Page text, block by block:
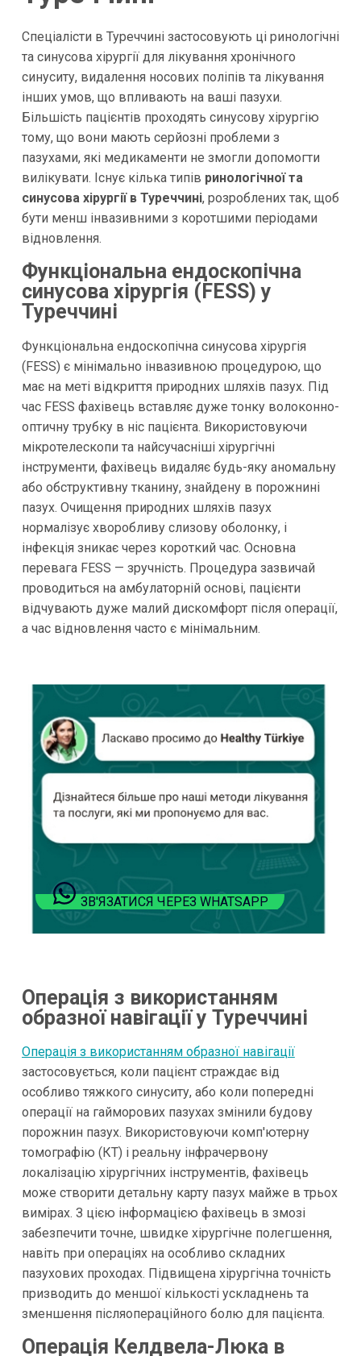
Спеціалісти в Туреччині застосовують ці ринологічні
та синусова хірургії для лікування хронічного
синуситу, видалення носових поліпів та лікування
інших умов, що впливають на ваші пазухи.
Більшість пацієнтів проходять синусову хірургію
тому, що вони мають серйозні проблеми з
пазухами, які медикаменти не змогли допомогти
вилікувати. Існує кілька типів ринологічної та
синусова хірургії в Туреччині, розроблених так, щоб
бути менш інвазивними з коротшими періодами
відновлення.
Функціональна ендоскопічна
синусова хірургія (FESS) у
Туреччині
Функціональна ендоскопічна синусова хірургія
(FESS) є мінімально інвазивною процедурою, що
має на меті відкриття природних шляхів пазух. Під
час FESS фахівець вставляє дуже тонку волоконно-
оптичну трубку в ніс пацієнта. Використовуючи
мікротелескопи та найсучасніші хірургічні
інструменти, фахівець видаляє будь-яку аномальну
або обструктивну тканину, знайдену в порожнині
пазух. Очищення природних шляхів пазух
нормалізує хворобливу слизову оболонку, і
інфекція зникає через короткий час. Основна
перевага FESS — зручність. Процедура зазвичай
проводиться на амбулаторній основі, пацієнти
відчувають дуже малий дискомфорт після операції,
а час відновлення часто є мінімальним.
ЗВ'ЯЗАТИСЯ ЧЕРЕЗ WHATSAPP
Операція з використанням
образної навігації у Туреччині
Операція з використанням образної навігації
застосовується, коли пацієнт страждає від
особливо тяжкого синуситу, або коли попередні
операції на гайморових пазухах змінили будову
порожнин пазух. Використовуючи комп'ютерну
томографію (КТ) і реальну інфрачервону
локалізацію хірургічних інструментів, фахівець
може створити детальну карту пазух майже в трьох
вимірах. З цією інформацією фахівець в змозі
забезпечити точне, швидке хірургічне полегшення,
навіть при операціях на особливо складних
пазухових проходах. Підвищена хірургічна точність
призводить до меншої кількості ускладнень та
зменшення післяопераційного болю для пацієнта.
Операція Келдвела-Люка в